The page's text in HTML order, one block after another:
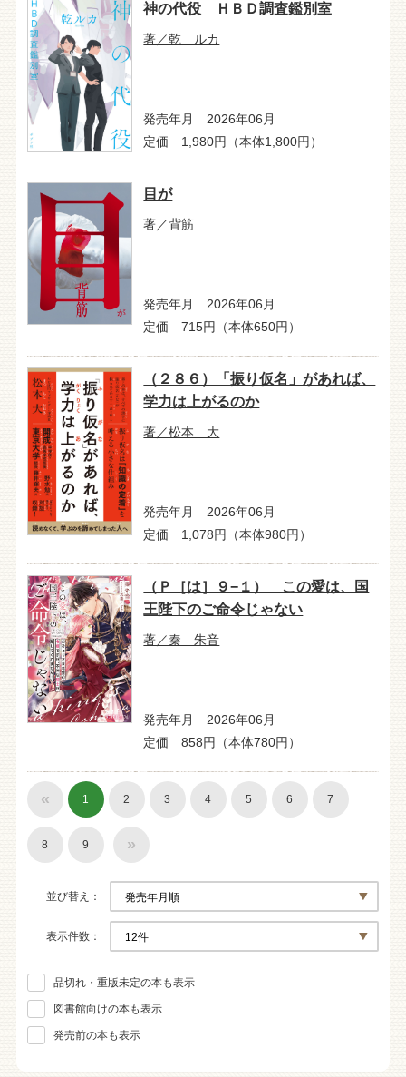
神の代役 ＨＢＤ調査鑑別室
著／乾 ルカ
発売年月 2026年06月
定価 1,980円（本体1,800円）
目が
著／背筋
発売年月 2026年06月
定価 715円（本体650円）
（２８６）「振り仮名」があれば、
学力は上がるのか
著／松本 大
発売年月 2026年06月
定価 1,078円（本体980円）
（Ｐ［は］９−１） この愛は、国
王陛下のご命令じゃない
著／秦 朱音
発売年月 2026年06月
定価 858円（本体780円）
« 1 2 3 4 5 6 7
8 9 »
並び替え
表示件数
品切れ・重版未定の本も表示
図書館向けの本も表示
発売前の本も表示